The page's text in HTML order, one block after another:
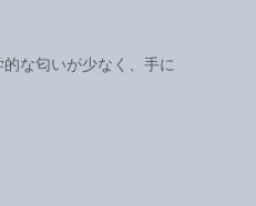
な匂いが少なく、手に